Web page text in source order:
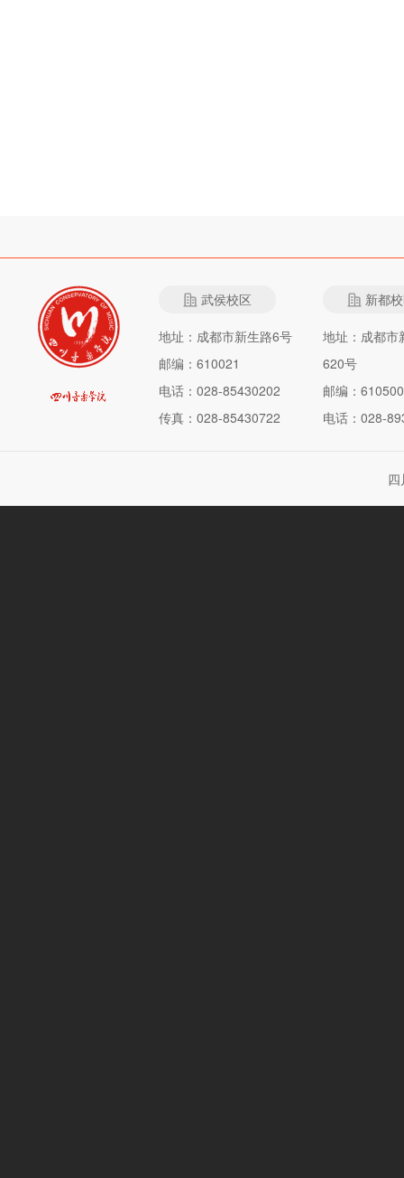
武侯校区
地址：成都市新生路6号
邮编：610021
电话：028-85430202
传真：028-85430722
新都
地址：成都市
620号
邮编：610500
电话：028-